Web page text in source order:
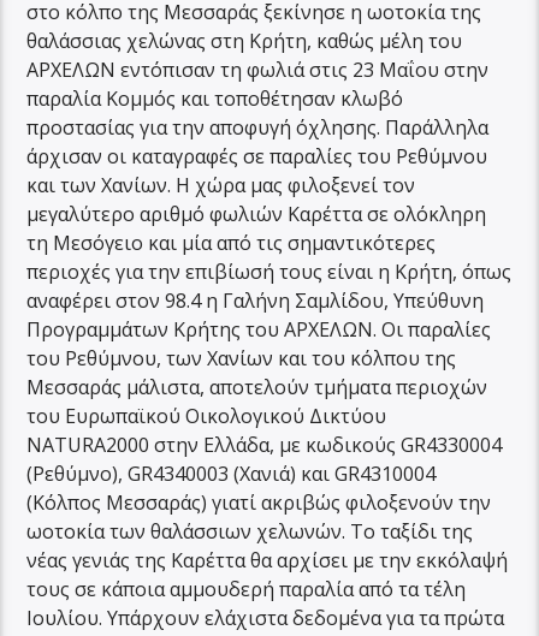
στο κόλπο της Μεσσαράς ξεκίνησε η ωοτοκία της
θαλάσσιας χελώνας στη Κρήτη, καθώς μέλη του
ΑΡΧΕΛΩΝ εντόπισαν τη φωλιά στις 23 Μαΐου στην
παραλία Κομμός και τοποθέτησαν κλωβό
προστασίας για την αποφυγή όχλησης. Παράλληλα
άρχισαν οι καταγραφές σε παραλίες του Ρεθύμνου
και των Χανίων. Η χώρα μας φιλοξενεί τον
μεγαλύτερο αριθμό φωλιών Καρέττα σε ολόκληρη
τη Μεσόγειο και μία από τις σημαντικότερες
περιοχές για την επιβίωσή τους είναι η Κρήτη, όπως
αναφέρει στον 98.4 η Γαλήνη Σαμλίδου, Υπεύθυνη
Προγραμμάτων Κρήτης του ΑΡΧΕΛΩΝ. Οι παραλίες
του Ρεθύμνου, των Χανίων και του κόλπου της
Μεσσαράς μάλιστα, αποτελούν τμήματα περιοχών
του Ευρωπαϊκού Οικολογικού Δικτύου
NATURA2000 στην Ελλάδα, με κωδικούς GR4330004
(Ρεθύμνο), GR4340003 (Χανιά) και GR4310004
(Κόλπος Μεσσαράς) γιατί ακριβώς φιλοξενούν την
ωοτοκία των θαλάσσιων χελωνών. Το ταξίδι της
νέας γενιάς της Καρέττα θα αρχίσει με την εκκόλαψή
τους σε κάποια αμμουδερή παραλία από τα τέλη
Ιουλίου. Υπάρχουν ελάχιστα δεδομένα για τα πρώτα